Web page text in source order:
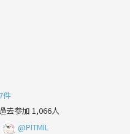
件
去参加 1,066人
@PITMIL